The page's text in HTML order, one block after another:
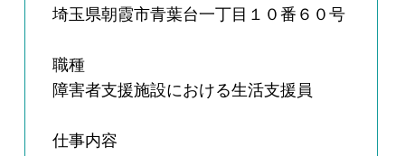
埼玉県朝霞市青葉台一丁目１０番６０号
職種
障害者支援施設における生活支援員
仕事内容